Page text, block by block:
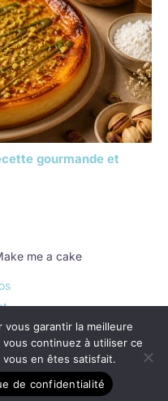
gourmande et
me a cake
garantir la meilleure
continuez à utiliser ce
en êtes satisfait.
de confidentialité